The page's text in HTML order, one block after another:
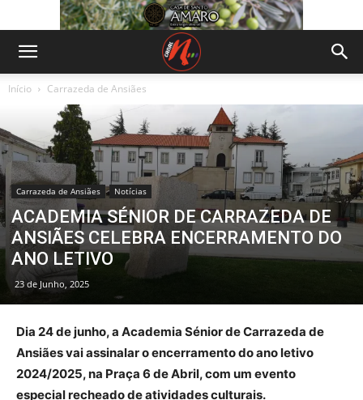
Início Carrazeda de Ansiães
Carrazeda de Ansiães Notícias
ACADEMIA SÉNIOR DE CARRAZEDA DE
ANSIÃES CELEBRA ENCERRAMENTO DO
ANO LETIVO
23 de Junho, 2025
Dia 24 de junho, a Academia Sénior de Carrazeda de
Ansiães vai assinalar o encerramento do ano letivo
2024/2025, na Praça 6 de Abril, com um evento
especial recheado de atividades culturais.